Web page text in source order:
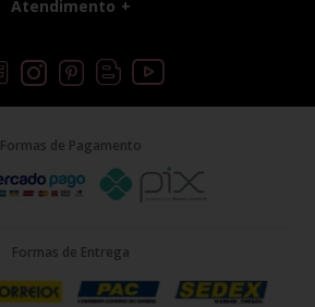
Atendimento
Formas de Pagamento
Formas de Entrega